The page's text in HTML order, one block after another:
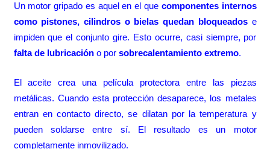
Un motor gripado es aquel en el que componentes internos
como pistones, cilindros o bielas quedan bloqueadose
impiden que el conjunto gire. Esto ocurre, casi siempre, por
falta de lubricacióno por sobrecalentamiento extremo.
El aceite crea una película protectora entre las piezas
metálicas. Cuando esta protección desaparece, los metales
entran en contacto directo, se dilatan por la temperatura y
pueden soldarse entre sí. El resultado es un motor
completamente inmovilizado.